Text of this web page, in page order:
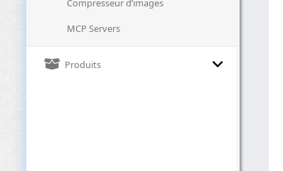
Compresseur d’images
MCP Servers
Produits